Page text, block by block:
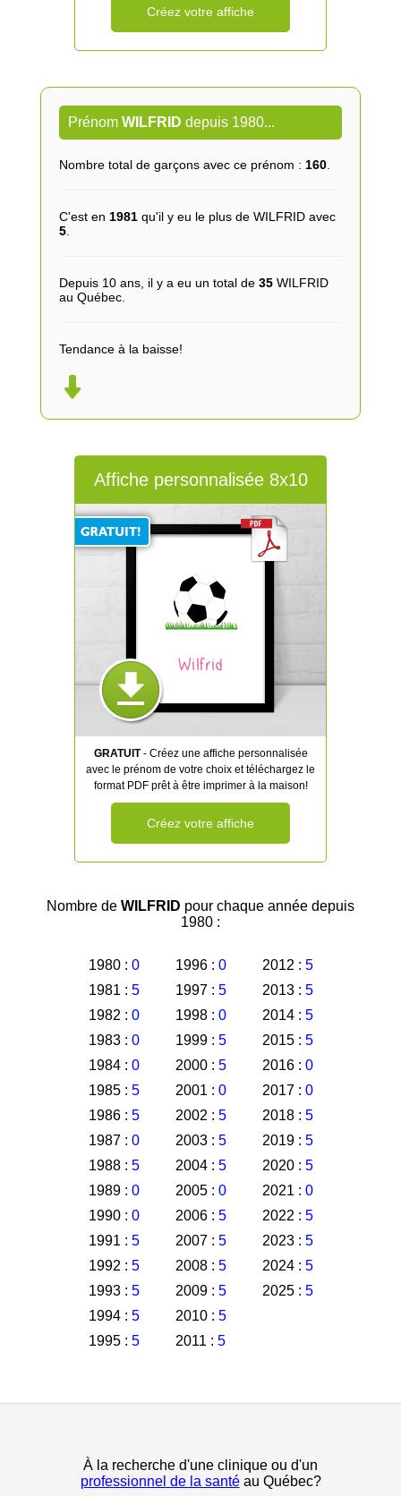
Créez votre affiche
Prénom WILFRID depuis 1980...
Nombre total de garçons avec ce prénom : 160.
C'est en 1981qu'il y eu le plus de WILFRID avec
5.
Depuis 10 ans, il y a eu un total de 35WILFRID
au Québec.
Tendance à la baisse!
Affiche personnalisée 8x10
Wilfrid
GRATUIT- Créez une affiche personnalisée
avec le prénom de votre choix et téléchargez le
format PDF prêt à être imprimer à la maison!
Créez votre affiche
Nombre de WILFRID pour chaque année depuis
1980 :
1980 : 0
1981 : 5
1982 : 0
1983 : 0
1984 : 0
1985 : 5
1986 : 5
1987 : 0
1988 : 5
1989 : 0
1990 : 0
1991 : 5
1992 : 5
1993 : 5
1994 : 5
1995 : 5
1996 : 0
1997 : 5
1998 : 0
1999 : 5
2000 : 5
2001 : 0
2002 : 5
2003 : 5
2004 : 5
2005 : 0
2006 : 5
2007 : 5
2008 : 5
2009 : 5
2010 : 5
2011 : 5
2012 : 5
2013 : 5
2014 : 5
2015 : 5
2016 : 0
2017 : 0
2018 : 5
2019 : 5
2020 : 5
2021 : 0
2022 : 5
2023 : 5
2024 : 5
2025 : 5
À la recherche d'une clinique ou d'un
professionnel de la santéau Québec?